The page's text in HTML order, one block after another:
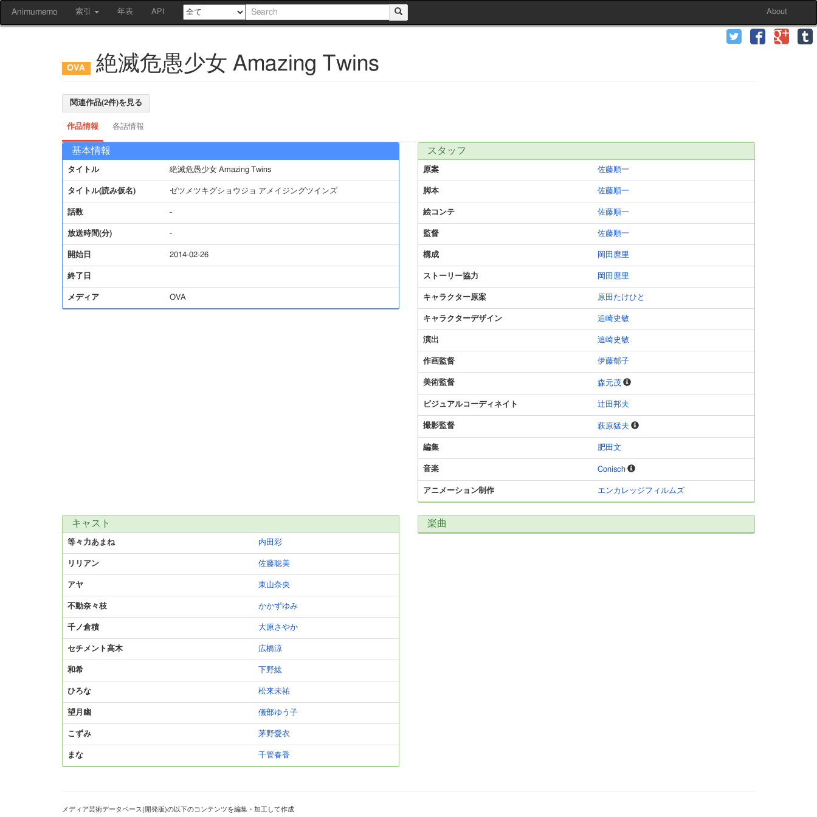
Animumemo 索引 年表 API About
絶滅危愚少女 Amazing Twins
関連作品(2件)を見る
作品情報 各話情報
基本情報
タイトル 絶滅危愚少女 Amazing Twins
タイトル(読み仮名) ゼツメツキグショウジョ アメイジングツインズ
話数 -
放送時間(分) -
開始日 2014-02-26
終了日
メディア OVA
スタッフ
原案 佐藤順一
脚本 佐藤順一
絵コンテ 佐藤順一
監督 佐藤順一
構成 岡田麿里
ストーリー協力 岡田麿里
キャラクター原案 原田たけひと
キャラクターデザイン 追崎史敏
演出 追崎史敏
作画監督 伊藤郁子
美術監督 森元茂
ビジュアルコーディネイト 辻田邦夫
撮影監督 萩原猛夫
編集 肥田文
音楽 Conisch
アニメーション制作 エンカレッジフィルムズ
キャスト
等々力あまね 内田彩
リリアン 佐藤聡美
アヤ 東山奈央
不動奈々枝 かかずゆみ
千ノ倉積 大原さやか
セチメント高木 広橋涼
和希 下野紘
ひろな 松来未祐
望月幽 儀部ゆう子
こずみ 茅野愛衣
まな 千管春香
楽曲
メディア芸術データベース(開発版)の以下のコンテンツを編集・加工して作成